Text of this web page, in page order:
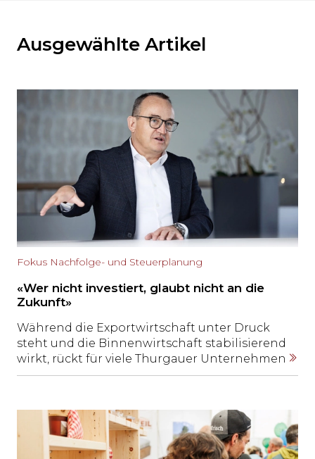
Ausgewählte Artikel
Fokus Nachfolge- und Steuerplanung
«Wer nicht investiert, glaubt nicht an die
Zukunft»
Während die Exportwirtschaft unter Druck
steht und die Binnenwirtschaft stabilisierend
wirkt, rückt für viele Thurgauer Unternehmen
ein anderes Thema in den Vordergrund: die
Kantonalbank, ordnet die wirtschaftliche
Lage ein und erklärt, weshalb rechtzeitige
Planung, Investitionsbereitschaft und